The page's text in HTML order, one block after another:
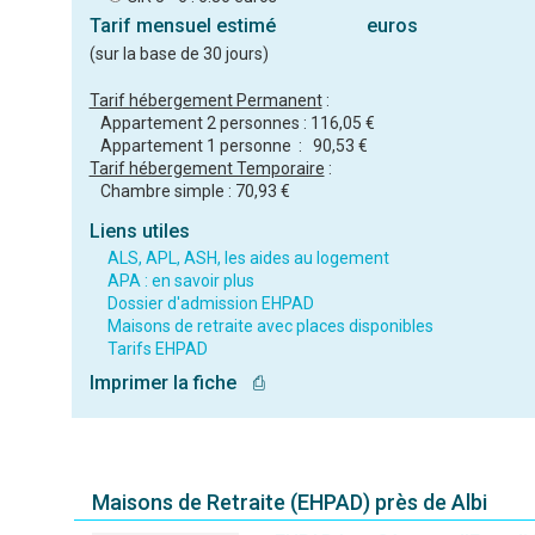
Tarif mensuel estimé euros
(sur la base de 30 jours)
Tarif hébergement Permanent:
Appartement 2 personnes : 116,05 €
Appartement 1 personne : 90,53 €
Tarif hébergement Temporaire :
Chambre simple : 70,93 €
Liens utiles
ALS, APL, ASH, les aides au logement
APA : en savoir plus
Dossier d'admission EHPAD
Maisons de retraite avec places disponibles
Tarifs EHPAD
Imprimer la fiche ⎙
Maisons de Retraite (EHPAD) près de Albi